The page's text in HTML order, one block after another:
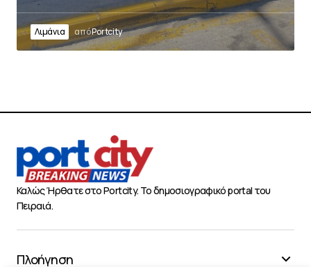
Λιμάνια απόPortcity
Καλώς Ήρθατε στο Portcity. Το δημοσιογραφικό portal του
Πειραιά.
Πλοήγηση